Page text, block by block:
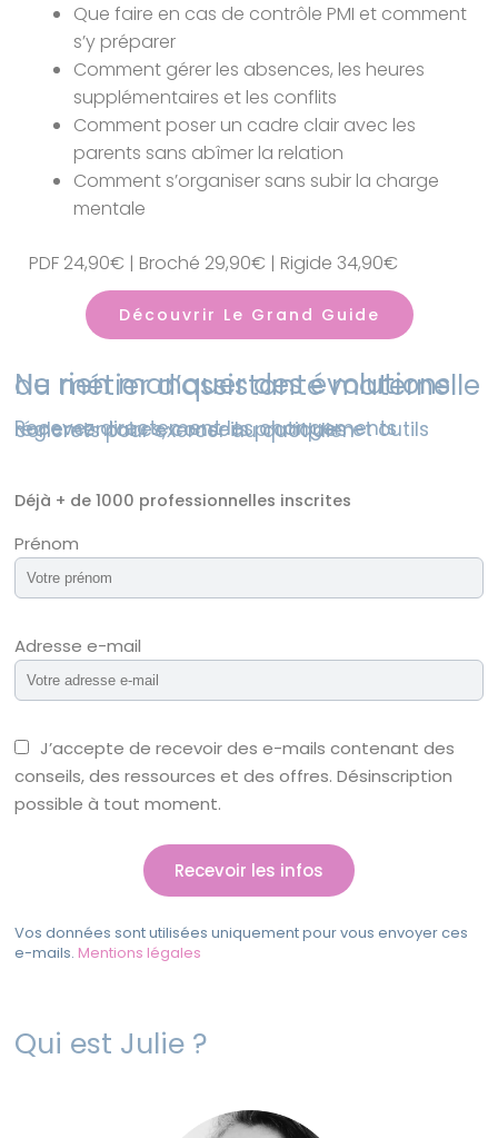
Que faire en cas de contrôle PMI et comment
s’y préparer
Comment gérer les absences, les heures
supplémentaires et les conflits
Comment poser un cadre clair avec les
parents sans abîmer la relation
Comment s’organiser sans subir la charge
mentale
PDF 24,90€ | Broché 29,90€ | Rigide 34,90€
Découvrir Le Grand Guide
Ne rien manquer des évolutions du métier d’assistante maternelle
Recevez directement les changements réglementaires, conseils pratiques et outils concrets pour exercer au quotidien
Déjà + de 1000 professionnelles inscrites
Prénom
Adresse e-mail
J’accepte de recevoir des e-mails contenant des
conseils, des ressources et des offres. Désinscription
possible à tout moment.
Vos données sont utilisées uniquement pour vous envoyer ces
e-mails. Mentions légales
Qui est Julie ?